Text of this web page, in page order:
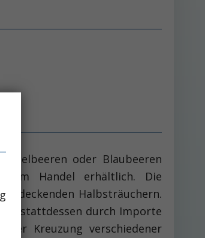
oder Blaubeeren
im Handel erhältlich. Die
Halbsträuchern.
stattdessen durch Importe
Kreuzung verschiedener